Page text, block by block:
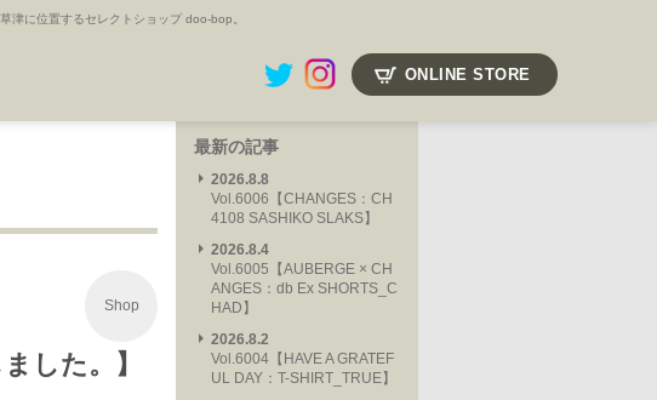
津に位置するセレクトショップ doo-bop。
ONLINE STORE
Shop
した。】
最新の記事
2026.8.8
Vol.6006【CHANGES：CH
4108 SASHIKO SLAKS】
2026.8.4
Vol.6005【AUBERGE × CH
ANGES：db Ex SHORTS_C
HAD】
2026.8.2
Vol.6004【HAVE A GRATEF
UL DAY：T-SHIRT_TRUE】